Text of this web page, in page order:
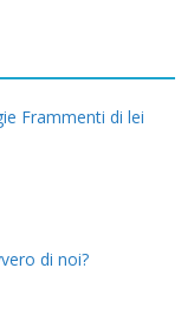
Frammenti di lei
di noi?